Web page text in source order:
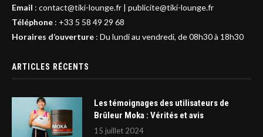
Email : contact@tiki-lounge.fr | publicite@tiki-lounge.fr
Téléphone : +33 5 58 49 29 68
Horaires d’ouverture : Du lundi au vendredi, de 08h30 à 18h30
ARTICLES RÉCENTS
Les témoignages des utilisateurs de
Brûleur Moka : Vérités et avis
15 juillet 2024